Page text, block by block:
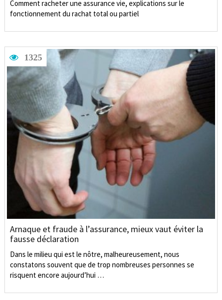
Comment racheter une assurance vie, explications sur le
fonctionnement du rachat total ou partiel
1325
Arnaque et fraude à l’assurance, mieux vaut éviter la
fausse déclaration
Dans le milieu qui est le nôtre, malheureusement, nous
constatons souvent que de trop nombreuses personnes se
risquent encore aujourd’hui …